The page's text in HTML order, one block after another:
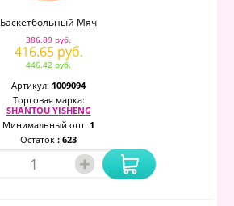
Баскетбольный Мяч
386.89 руб.
416.65 руб.
446.42 руб.
Артикул: 1009094
Торговая марка:
SHANTOU YISHENG
Минимальный опт: 1
Остаток : 623
+